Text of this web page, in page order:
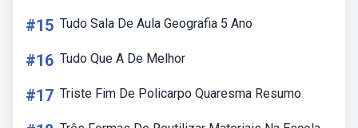
#15 Tudo Sala De Aula Geografia 5 Ano
#16 Tudo Que A De Melhor
#17 Triste Fim De Policarpo Quaresma Resumo